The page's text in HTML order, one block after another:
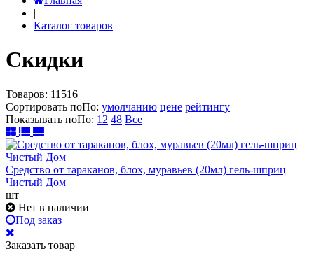
|
Каталог товаров
Скидки
Товаров: 11516
Сортировать поПо: умолчанию цене рейтингу
Показывать поПо: 12 48 Все
Средство от тараканов, блох, муравьев (20мл) гель-шприц
Чистый Дом
шт
Нет в наличии
Под заказ
Заказать товар